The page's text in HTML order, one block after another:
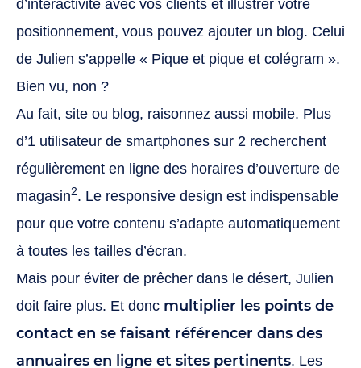
d’interactivité avec vos clients et illustrer votre
positionnement, vous pouvez ajouter un blog. Celui
de Julien s’appelle « Pique et pique et colégram ».
Bien vu, non ?
Au fait, site ou blog, raisonnez aussi mobile. Plus
d’1 utilisateur de smartphones sur 2 recherchent
régulièrement en ligne des horaires d’ouverture de
magasin2. Le responsive design est indispensable
pour que votre contenu s’adapte automatiquement
à toutes les tailles d’écran.
Mais pour éviter de prêcher dans le désert, Julien
doit faire plus. Et donc multiplier les points de
contact en se faisant référencer dans des
annuaires en ligne et sites pertinents. Les